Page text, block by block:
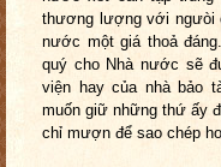
thương lượng với ngưòi
nước một giá thoả
quý cho Nhà nước sẽ
viện hay của nhà bảo
muốn giữ những thứ ấy
chỉ mượn để sao chép